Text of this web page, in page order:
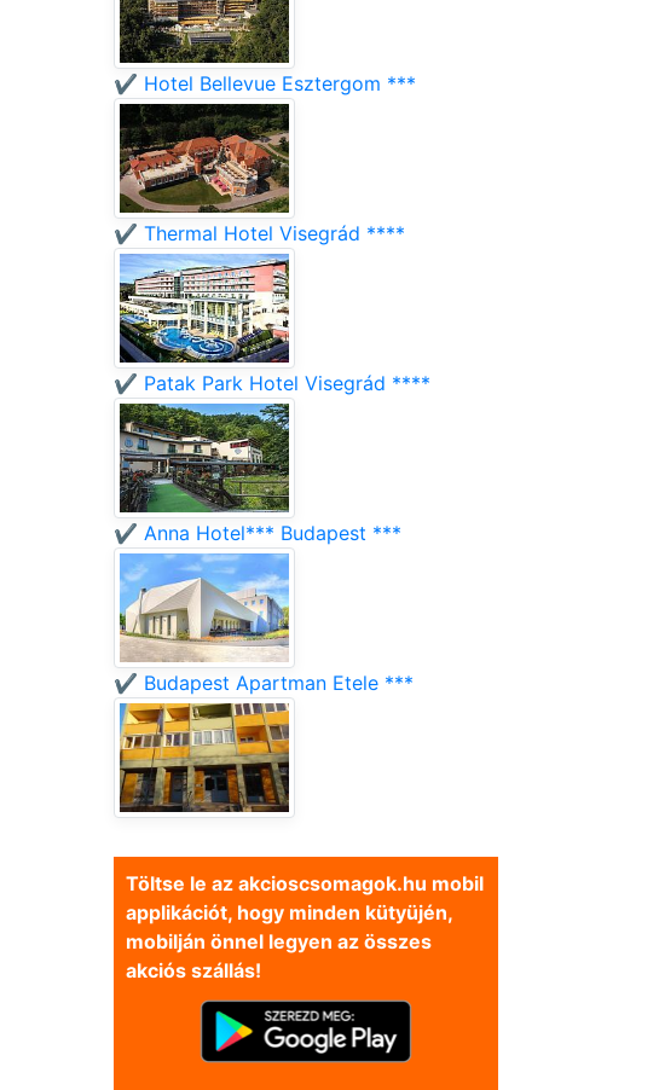
✔️ Hotel Bellevue Esztergom ***
✔️ Thermal Hotel Visegrád ****
✔️ Patak Park Hotel Visegrád ****
✔️ Anna Hotel*** Budapest ***
✔️ Budapest Apartman Etele ***
Töltse le az akcioscsomagok.hu mobil
applikációt, hogy minden kütyüjén,
mobilján önnel legyen az összes
akciós szállás!